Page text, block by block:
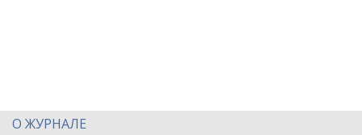
О ЖУРНАЛЕ